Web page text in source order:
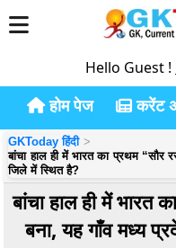
Hello Guest !
होम पेज करेंट
GKToday हिंदी
बांचा हाल ही में भारत का प्रथम “सौर
जिले में स्थित है?
बांचा हाल ही में भारत
बना, यह गाँव मध्य